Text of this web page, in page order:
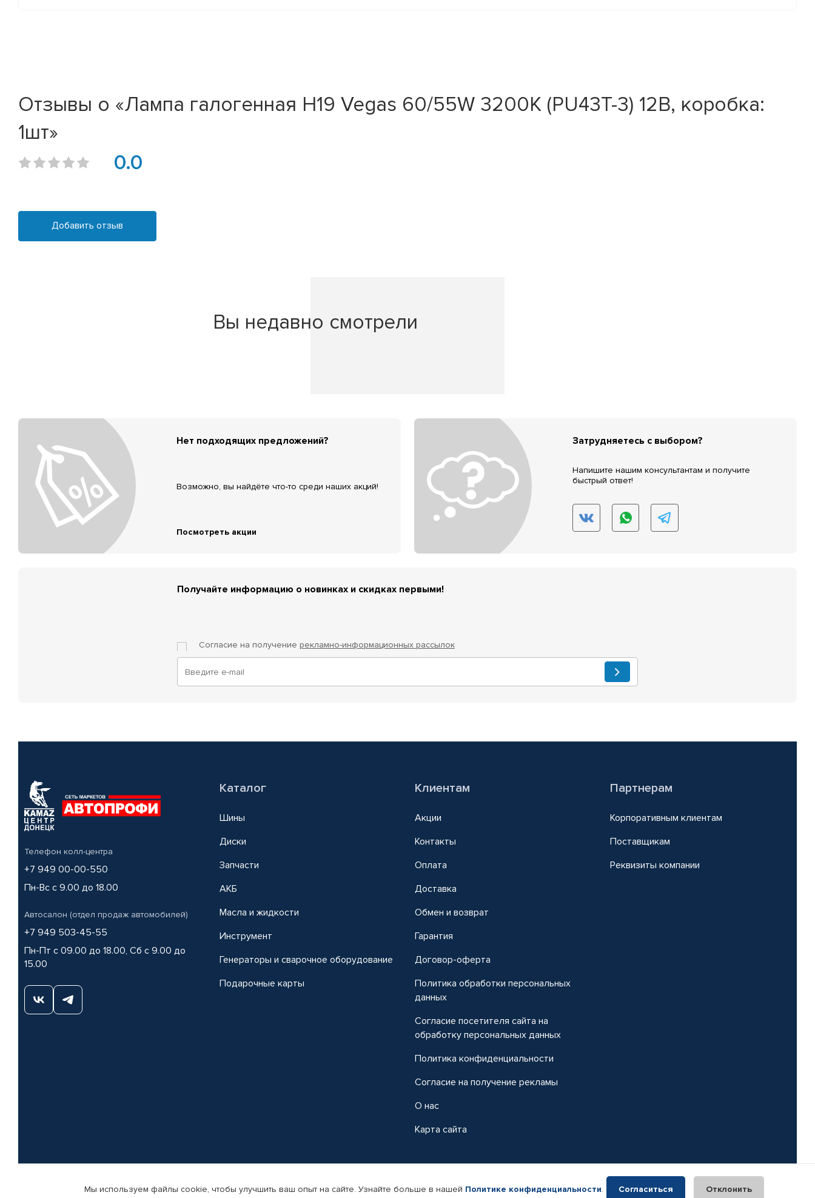
Отзывы о «Лампа галогенная H19 Vegas 60/55W 3200K (PU43T-3) 12В, коробка:
1шт»
0.0
Добавить отзыв
Вы недавно смотрели
Нет подходящих предложений?
Возможно, вы найдёте что-то среди наших акций!
Посмотреть акции
Затрудняетесь с выбором?
Напишите нашим консультантам и получите
быстрый ответ!
Получайте информацию о новинках и скидках первыми!
Согласие на получение рекламно-информационных рассылок
Телефон колл-центра
+7 949 00-00-550
Пн-Вс с 9.00 до 18.00
Автосалон (отдел продаж автомобилей)
+7 949 503-45-55
Пн-Пт с 09.00 до 18.00, Сб с 9.00 до
15.00
Каталог
Шины
Диски
Запчасти
АКБ
Масла и жидкости
Инструмент
Генераторы и сварочное оборудование
Подарочные карты
Клиентам
Акции
Контакты
Оплата
Доставка
Обмен и возврат
Гарантия
Договор-оферта
Политика обработки персональных
данных
Согласие посетителя сайта на
обработку персональных данных
Политика конфиденциальности
Согласие на получение рекламы
О нас
Карта сайта
Партнерам
Корпоративным клиентам
Поставщикам
Реквизиты компании
© КАМАЗ ЦЕНТР ДОНЕЦК, 2015-2026. Все права защищены. Интернет-магазин автомобильных товаров Автопрофи.
Мы используем файлы cookie, чтобы улучшить ваш опыт на сайте. Узнайте больше в нашей Политике конфиденциальности. Согласиться Отклонить